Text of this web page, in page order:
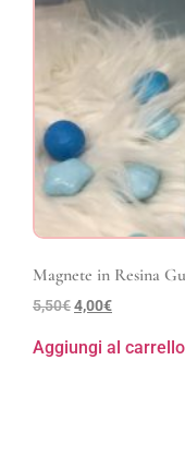
Magnete in Resina
5,50€4,00€
Aggiungi al carrello